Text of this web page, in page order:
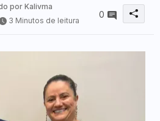
por Kalivma
3 Minutos de leitura
0